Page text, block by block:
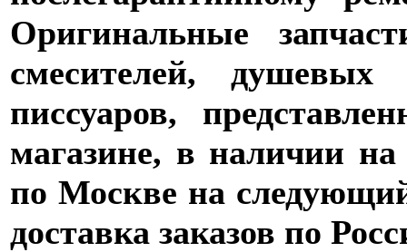
Оригинальные
смесителей, душевых
писсуаров,
магазине, в наличии на
по Москве на
доставка заказов по